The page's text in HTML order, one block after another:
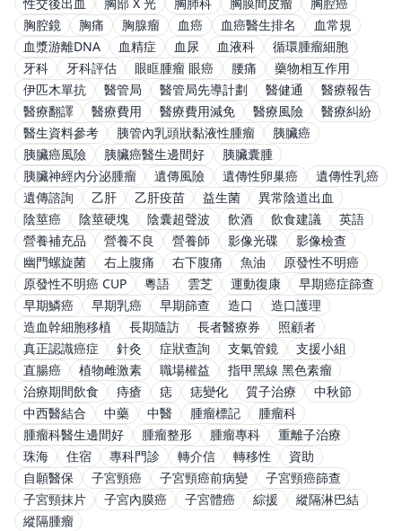
胸腔鏡
胸痛 胸腺瘤 血癌 血癌醫生排名
血常規
血漿游離DNA
血精症 血尿 血液科
循環腫瘤細胞
牙科
牙科評估 眼眶腫瘤 眼癌 腰痛
藥物相互作用
伊匹木單抗
醫管局 醫管局先導計劃 醫健通
醫療報告
醫療翻譯
醫療費用 醫療費用減免 醫療風險
醫療糾紛
醫生資料參考
胰管內乳頭狀黏液性腫瘤
胰臟癌
胰臟癌風險
胰臟癌醫生邊間好
胰臟囊腫
胰臟神經內分泌腫瘤
遺傳風險 遺傳性卵巢癌
遺傳性乳癌
遺傳諮詢
乙肝 乙肝疫苗 益生菌
異常陰道出血
陰莖癌
陰莖硬塊 陰囊超聲波 飲酒 飲食建議
英語
營養補充品
營養不良 營養師 影像光碟
影像檢查
幽門螺旋菌
右上腹痛 右下腹痛 魚油
原發性不明癌
原發性不明癌 CUP
粵語 雲芝 運動復康
早期癌症篩查
早期鱗癌
早期乳癌 早期篩查 造口
造口護理
造血幹細胞移植
長期隨訪 長者醫療券
照顧者
真正認識癌症
針灸 症狀查詢 支氣管鏡
支援小組
直腸癌
植物雌激素 職場權益
指甲黑線 黑色素瘤
治療期間飲食
痔瘡 痣 痣變化 質子治療
中秋節
中西醫結合
中藥 中醫 腫瘤標記
腫瘤科
腫瘤科醫生邊間好
腫瘤整形 腫瘤專科
重離子治療
珠海
住宿 專科門診 轉介信 轉移性
資助
自願醫保
子宮頸癌 子宮頸癌前病變
子宮頸癌篩查
子宮頸抹片
子宮內膜癌 子宮體癌 綜援
縱隔淋巴結
縱隔腫瘤